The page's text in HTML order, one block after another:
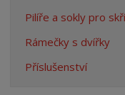
Pilíře a sokly pro
Rámečky s dvířky
Příslušenství